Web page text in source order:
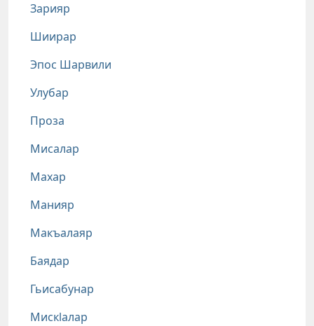
Зарияр
Шиирар
Эпос Шарвили
Улубар
Проза
Мисалар
Махар
Манияр
Макъалаяр
Баядар
Гьисабунар
Мискlалар